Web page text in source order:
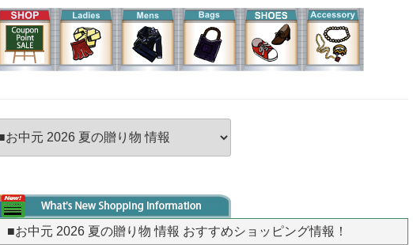
■お中元 2026 夏の贈り物 情報 おすすめショッピング情報！